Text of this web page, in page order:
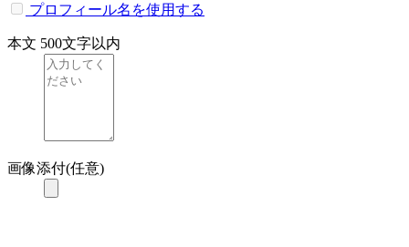
プロフィール名を使用する
本文 500文字以内
画像添付(任意)